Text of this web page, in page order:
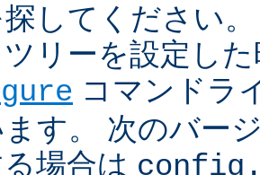
してください
リーを設定し
コマンドラ
ます。 次のバー
場合は